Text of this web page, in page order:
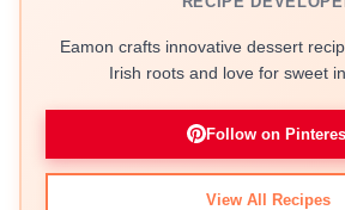
Eamon crafts innovative dessert
Irish roots and love for sweet
Follow on
View All Recipes